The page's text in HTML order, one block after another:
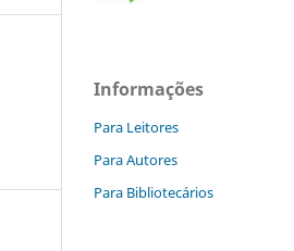
Informações
Para Leitores
Para Autores
Para Bibliotecários